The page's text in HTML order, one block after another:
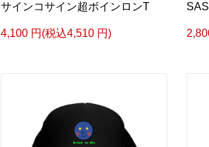
サインコサイン超ボインロンT
4,100 円(税込4,510 円)